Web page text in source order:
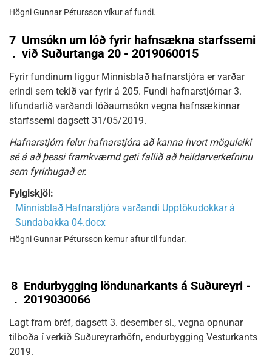
Högni Gunnar Pétursson víkur af fundi.
7
.
Umsókn um lóð fyrir hafnsækna starfssemi
við Suðurtanga 20 - 2019060015
Fyrir fundinum liggur Minnisblað hafnarstjóra er varðar
erindi sem tekið var fyrir á 205. Fundi hafnarstjórnar 3.
lifundarlið varðandi lóðaumsókn vegna hafnsækinnar
starfssemi dagsett 31/05/2019.
Hafnarstjórn felur hafnarstjóra að kanna hvort möguleiki
sé á að þessi framkvæmd geti fallið að heildarverkefninu
sem fyrirhugað er.
Fylgiskjöl:
Minnisblað Hafnarstjóra varðandi Upptökudokkar á
Sundabakka 04.docx
Högni Gunnar Pétursson kemur aftur til fundar.
8
.
Endurbygging löndunarkants á Suðureyri -
2019030066
Lagt fram bréf, dagsett 3. desember sl., vegna opnunar
tilboða í verkið Suðureyrarhöfn, endurbygging Vesturkants
2019.